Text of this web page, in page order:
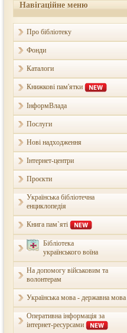
Навігаційне меню
Про бібліотеку
Фонди
Каталоги
Книжкові пам'ятки
ІнформВлада
Послуги
Нові надходження
Інтернет-центри
Проєкти
Українська бібліотечна
енциклопедія
Книга пам`яті
Бібліотека
українського воїна
На допомогу військовим та
волонтерам
Українська мова - державна мова
Оперативна інформація за
інтернет-ресурсами